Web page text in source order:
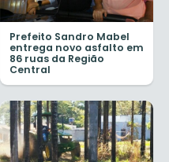
Prefeito Sandro Mabel
entrega novo asfalto em
86 ruas da Região
Central